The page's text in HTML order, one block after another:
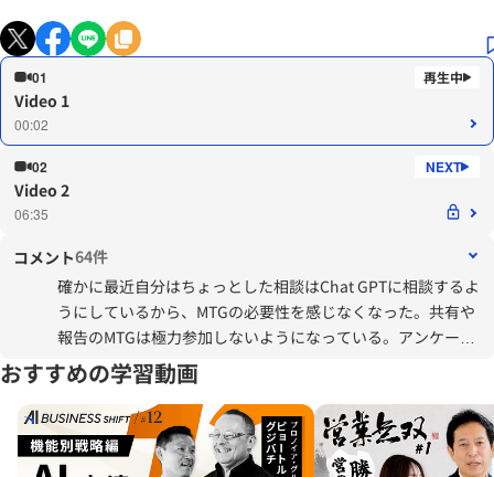
01
Video 1
00:02
02
Video 2
06:35
コメント64件
確かに最近自分はちょっとした相談はChat GPTに相談するよ
うにしているから、MTGの必要性を感じなくなった。共有や
報告のMTGは極力参加しないようになっている。アンケート
をチャットでとり、何もなければMTGすらしない。最近会議
削減の取り組みをしているが、皆対面が好きである。とりあ
えず集まって話すのが好きらしい。でも話して満足するだけ
で次のアクションにつながっていない。対面の方が伝わりや
すいからと言われるが、自分はテキストの方が後から読み返
おすすめの学習動画